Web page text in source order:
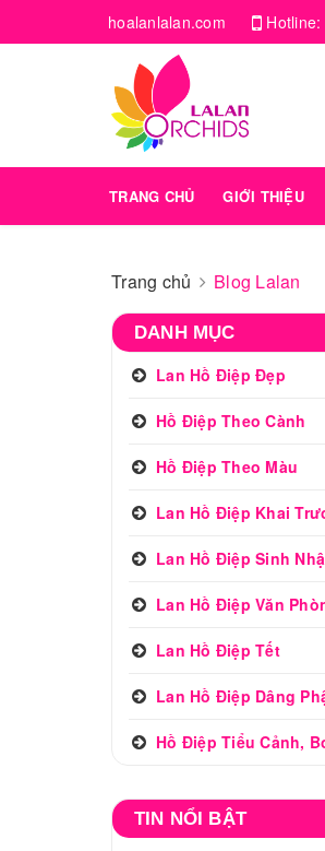
hoalanlalan.com Hotline:
TRANG CHỦ GIỚI THIỆU
Trang chủ Blog Lalan
DANH MỤC
Lan Hồ Điệp Đẹp
Hồ Điệp Theo Cành
Hồ Điệp Theo Màu
Lan Hồ Điệp Khai
Lan Hồ Điệp Sinh
Lan Hồ Điệp Văn
Lan Hồ Điệp Tết
Lan Hồ Điệp Dâng
TIN NỔI BẬT